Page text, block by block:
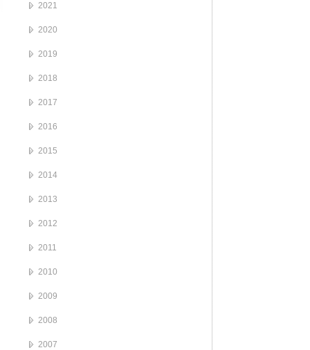
2021
2020
2019
2018
2017
2016
2015
2014
2013
2012
2011
2010
2009
2008
2007